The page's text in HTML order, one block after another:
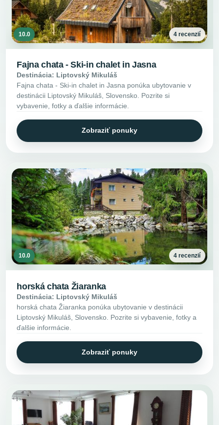
10.0 4 recenzií
Fajna chata - Ski-in chalet in Jasna
Destinácia: Liptovský Mikuláš
Fajna chata - Ski-in chalet in Jasna ponúka ubytovanie v
destinácii Liptovský Mikuláš, Slovensko. Pozrite si
vybavenie, fotky a ďalšie informácie.
Zobraziť ponuky
10.0 4 recenzií
horská chata Žiaranka
Destinácia: Liptovský Mikuláš
horská chata Žiaranka ponúka ubytovanie v destinácii
Liptovský Mikuláš, Slovensko. Pozrite si vybavenie, fotky a
ďalšie informácie.
Zobraziť ponuky